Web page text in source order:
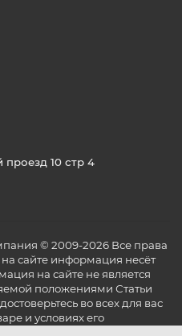
10 стр 4
© 2009-2026 Все права
сайте информация несёт
на сайте не является
положениями Статьи
во всех для вас
и условиях его